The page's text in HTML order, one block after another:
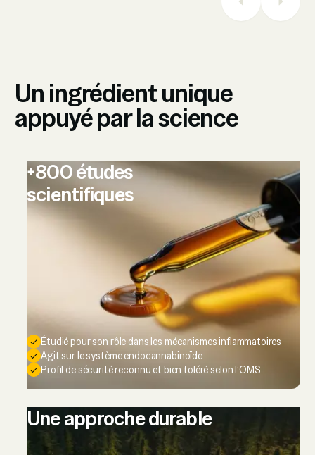
Un ingrédient unique
appuyé par la science
+800 études
scientifiques
Étudié pour son rôle dans les mécanismes inflammatoires
Agit sur le système endocannabinoïde
Profil de sécurité reconnu et bien toléré selon l’OMS
Une approche durable